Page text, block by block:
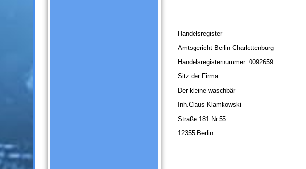
Handelsregister
Amtsgericht Berlin-Charlottenburg
Handelsregisternummer: 0092659
Sitz der Firma:
Der kleine waschbär
Inh.Claus Klamkowski
Straße 181 Nr.55
12355 Berlin